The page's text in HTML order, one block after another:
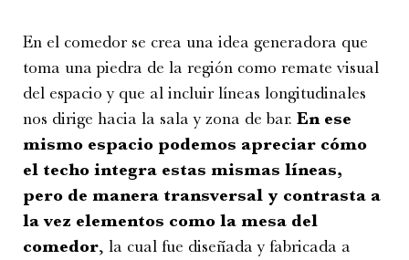
En el comedor se crea una idea generadora que
toma una piedra de la región como remate visual
del espacio y que al incluir líneas longitudinales
nos dirige hacia la sala y zona de bar. En ese
mismo espacio podemos apreciar cómo
el techo integra estas mismas líneas,
pero de manera transversal y contrasta a
la vez elementos como la mesa del
comedor, la cual fue diseñada y fabricada a